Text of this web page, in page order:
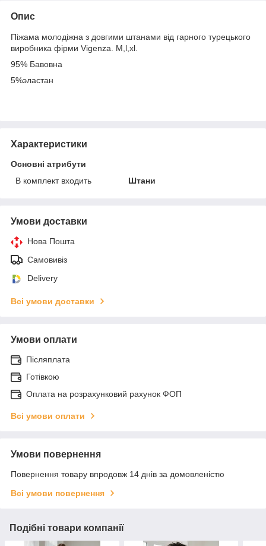
Опис
Піжама молодіжна з довгими штанами від гарного турецького
виробника фірми Vigenza. M,l,xl.
95% Бавовна
5%эластан
Характеристики
Основні атрибути
В комплект входить
Штани
Умови доставки
Нова Пошта
Самовивіз
Delivery
Всі умови доставки
Умови оплати
Післяплата
Готівкою
Оплата на розрахунковий рахунок ФОП
Всі умови оплати
Умови повернення
Повернення товару впродовж 14 днів за домовленістю
Всі умови повернення
Подібні товари компанії